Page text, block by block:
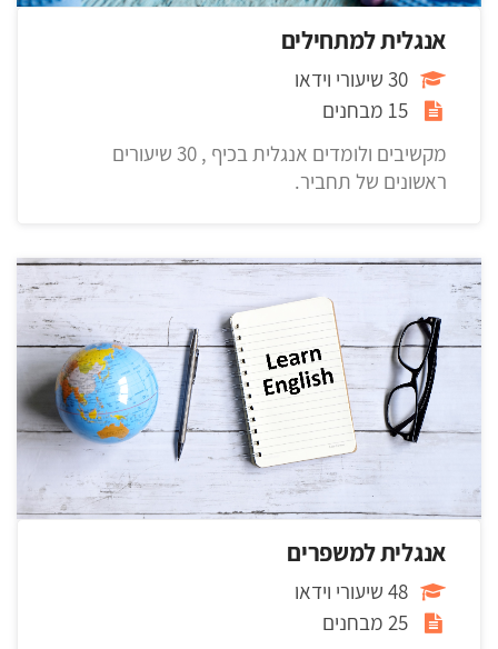
אנגלית למתחילים
30 שיעורי וידאו
15 מבחנים
מקשיבים ולומדים אנגלית בכיף , 30 שיעורים
ראשונים של תחביר.
אנגלית למשפרים
48 שיעורי וידאו
25 מבחנים